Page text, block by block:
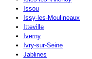
Issou
Issy-les-Moulineaux
Itteville
Iverny
Ivry-sur-Seine
Jablines